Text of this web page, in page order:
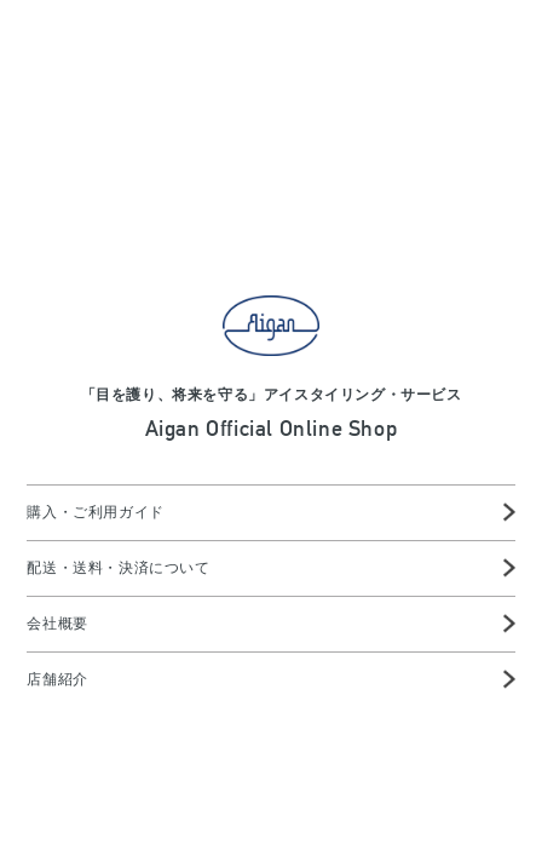
「目を護り、将来を守る」アイスタイリング・サービス
Aigan Official Online Shop
購入・ご利用ガイド
配送・送料・決済について
会社概要
店舗紹介